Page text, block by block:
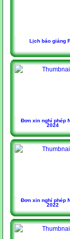
Lịch báo giảng
Đơn xin nghỉ phép
2024
Đơn xin nghỉ phép
2022